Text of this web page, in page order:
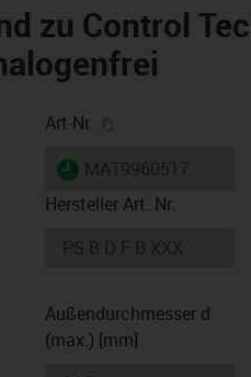
zu Control
Art-Nr.
igus-icon-lieferzeit
Hersteller Art. Nr.
Außendurchmesser d
(max.) [mm]